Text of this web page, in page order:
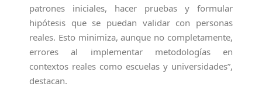
patrones iniciales, hacer pruebas y formular
hipótesis que se puedan validar con personas
reales. Esto minimiza, aunque no completamente,
errores al implementar metodologías en
contextos reales como escuelas y universidades”,
destacan.